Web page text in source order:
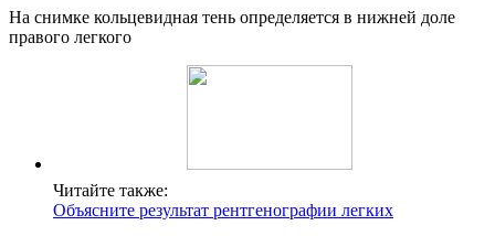
На снимке кольцевидная тень определяется в нижней доле
правого легкого
Читайте также:
Объясните результат рентгенографии легких